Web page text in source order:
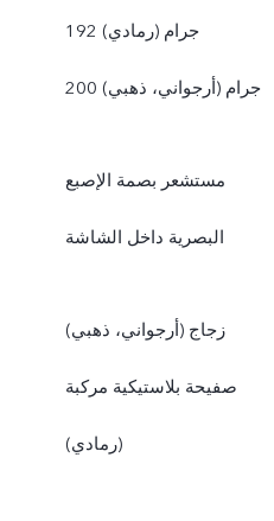
192 جرام (رمادي)
200 جرام (أرجواني، ذهبي)
مستشعر بصمة الإصبع
البصرية داخل الشاشة
زجاج (أرجواني، ذهبي)
صفيحة بلاستيكية مركبة
(رمادي)